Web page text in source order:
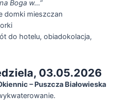
Boga w…”
domki mieszczan
do hotelu, obiadokolacja,
03.05.2026
– Puszcza Białowieska